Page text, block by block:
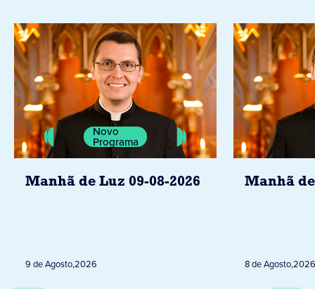
Novo
Programa
Manhã de Luz 09-08-2026
9 de Agosto,2026
Manhã de
8 de Agosto,2026